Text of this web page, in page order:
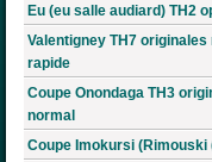
Eu (eu salle audiard) TH2
Valentigney TH7
rapide
Coupe Onondaga TH3
normal
Coupe Imokursi (Rimouski